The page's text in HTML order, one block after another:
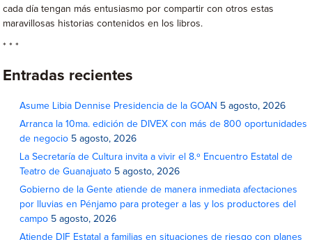
cada día tengan más entusiasmo por compartir con otros estas
maravillosas historias contenidos en los libros.
* * *
Entradas recientes
Asume Libia Dennise Presidencia de la GOAN 5 agosto, 2026
Arranca la 10ma. edición de DIVEX con más de 800 oportunidades
de negocio 5 agosto, 2026
La Secretaría de Cultura invita a vivir el 8.º Encuentro Estatal de
Teatro de Guanajuato 5 agosto, 2026
Gobierno de la Gente atiende de manera inmediata afectaciones
por lluvias en Pénjamo para proteger a las y los productores del
campo 5 agosto, 2026
Atiende DIF Estatal a familias en situaciones de riesgo con planes